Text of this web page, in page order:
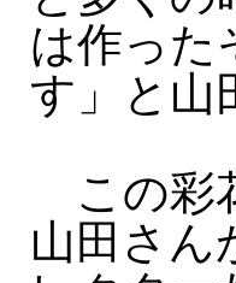
は作った
す」と山
この彩
山田さん